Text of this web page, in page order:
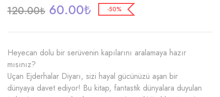
120.00₺ 60.00₺ -50%
Heyecan dolu bir serüvenin kapılarını aralamaya hazır
mısınız?
Uçan Ejderhalar Diyarı, sizi hayal gücünüzü aşan bir
dünyaya davet ediyor! Bu kitap, fantastik dünyalara duyulan